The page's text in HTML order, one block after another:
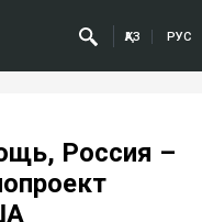
ҚАЗ РУС
Россия –